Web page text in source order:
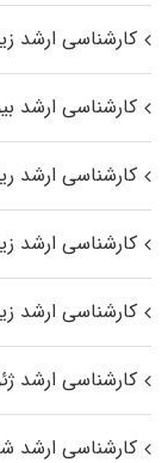
کارشناسی ارشد
کارشناسی ارشد
کارشناسی ارشد
کارشناسی ارشد
کارشناسی ارشد
کارشناسی ارشد
کارشناسی ارشد